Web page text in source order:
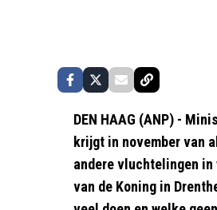
DEN HAAG (ANP) -
krijgt in november van
andere vluchtelingen
van de Koning in